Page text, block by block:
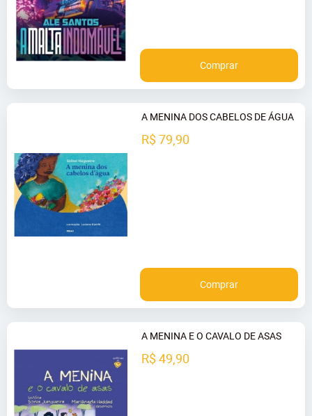
Comprar
A MENINA DOS CABELOS DE ÁGUA
R$ 79,90
Comprar
A MENINA E O CAVALO DE ASAS
R$ 49,90